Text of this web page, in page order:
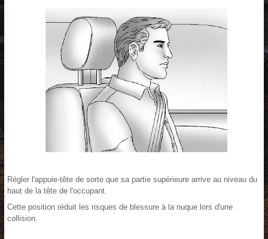
Régler l'appuie-tête de sorte que sa partie supérieure arrive au niveau du
haut de la tête de l'occupant.
Cette position réduit les risques de blessure à la nuque lors d'une
collision.